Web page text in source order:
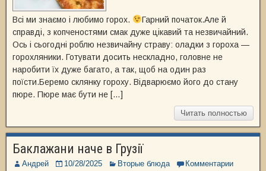
Всі ми знаємо і любимо горох.
Гарний початок.Але й
справді, з копченостями смак дуже цікавий та незвичайний.
Ось і сьогодні роблю незвичайну страву: оладки з гороха —
горохляники. Готувати досить нескладно, головне не
наробити їх дуже багато, а так, щоб на один раз
поїсти.Беремо склянку гороху. Відварюємо його до стану
пюре. Пюре має бути не […]
Читать полностью
Баклажани наче в Грузії
Андрей 10/28/2025 Вторые блюда Комментарии